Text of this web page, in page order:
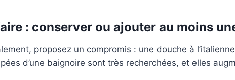
: conserver ou ajouter au moins
proposez un compromis : une douche à
d’une baignoire sont très recherchées, et elles